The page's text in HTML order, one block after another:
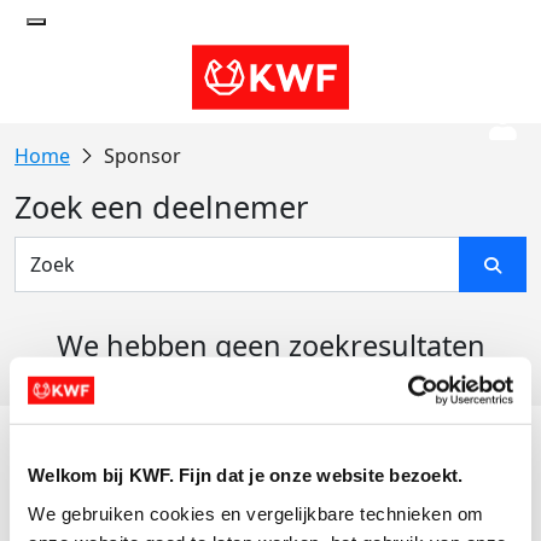
Welkom bij KWF. Fijn dat je onze website bezoekt.
We gebruiken cookies en vergelijkbare technieken om
Sponsor
Zoek een deelnemer
We hebben geen zoekresultaten
Actiematerialen
Evenementen